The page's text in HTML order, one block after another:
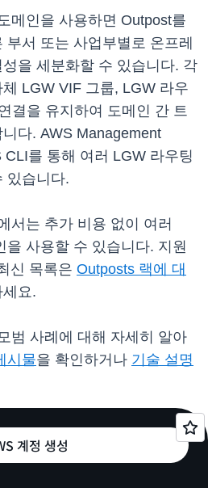
메인을 사용하면 Outpost를
서 또는 사업부별로 온프레
을 세분화할 수 있습니다. 각
LGW VIF 그룹, LGW 라우
결을 유지하여 도메인 간 트
다. AWS Management
CLI를 통해 여러 LGW 라우팅
있습니다.
서는 추가 비용 없이 여러
을 사용할 수 있습니다. 지원
신 목록은 Outposts 랙에 대
요.
범 사례에 대해 자세히 알아
시물을 확인하거나 기술 설명
계정 생성